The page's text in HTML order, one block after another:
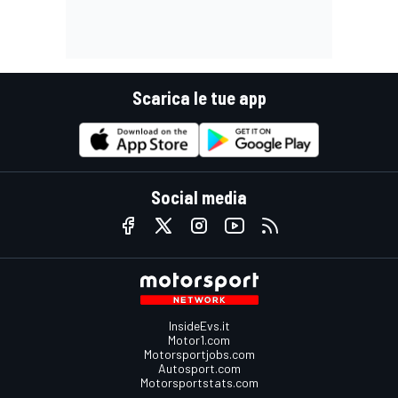
Scarica le tue app
Social media
InsideEvs.it
Motor1.com
Motorsportjobs.com
Autosport.com
Motorsportstats.com